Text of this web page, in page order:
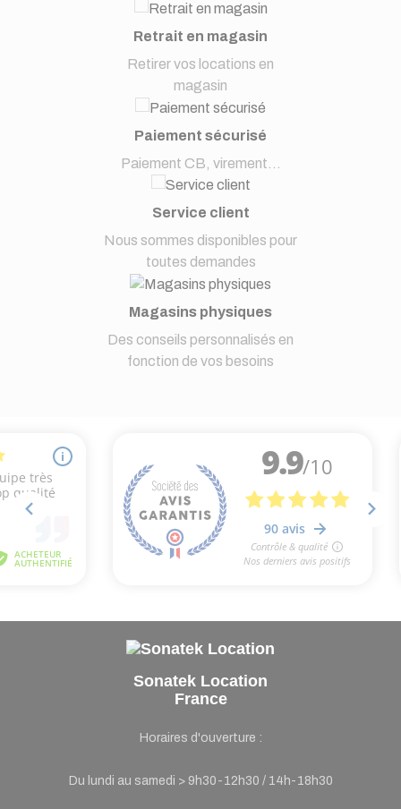
Retrait en magasin
Retirer vos locations en
magasin
Paiement sécurisé
Paiement CB, virement...
Service client
Nous sommes disponibles pour
toutes demandes
Magasins physiques
Des conseils personnalisés en
fonction de vos besoins
Sonatek Location
France
Horaires d'ouverture :
Du lundi au samedi > 9h30-12h30 / 14h-18h30